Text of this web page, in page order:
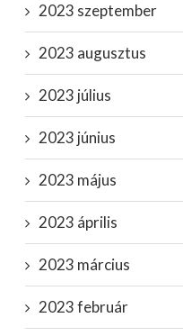
2023 szeptember
2023 augusztus
2023 július
2023 június
2023 május
2023 április
2023 március
2023 február